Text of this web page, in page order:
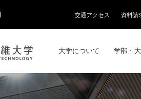
交通アクセス 資料請
大学について 学部・